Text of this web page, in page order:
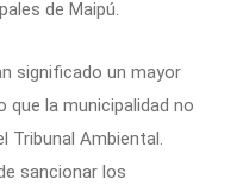
de Maipú.
significado un mayor
que la municipalidad no
Tribunal Ambiental.
sancionar los